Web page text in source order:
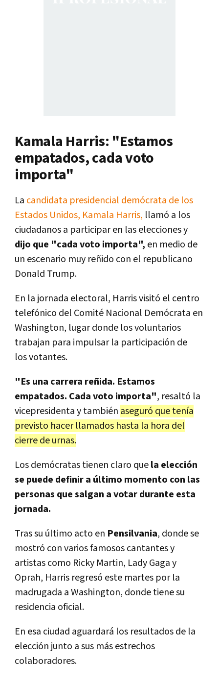
Kamala Harris: "Estamos
empatados, cada voto
importa"
La candidata presidencial demócrata de los
Estados Unidos, Kamala Harris, llamó a los
ciudadanos a participar en las elecciones y
dijo que "cada voto importa", en medio de
un escenario muy reñido con el republicano
Donald Trump.
En la jornada electoral, Harris visitó el centro
telefónico del Comité Nacional Demócrata en
Washington, lugar donde los voluntarios
trabajan para impulsar la participación de
los votantes.
"Es una carrera reñida. Estamos
empatados. Cada voto importa", resaltó la
vicepresidenta y también aseguró que tenía
previsto hacer llamados hasta la hora del
cierre de urnas.
Los demócratas tienen claro quela elección
se puede definir a último momento con las
personas que salgan a votar durante esta
jornada.
Tras su último acto en Pensilvania, donde se
mostró con varios famosos cantantes y
artistas como Ricky Martin, Lady Gaga y
Oprah, Harris regresó este martes por la
madrugada a Washington, donde tiene su
residencia oficial.
En esa ciudad aguardará los resultados de la
elección junto a sus más estrechos
colaboradores.